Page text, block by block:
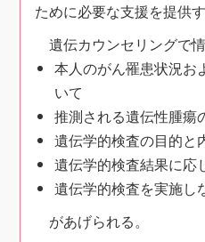
ために必要な支援を提供
遺伝カウンセリングで
本人のがん罹患状況お
いて
推測される遺伝性腫瘍
遺伝学的検査の目的と
遺伝学的検査結果に応
遺伝学的検査を実施し
があげられる。